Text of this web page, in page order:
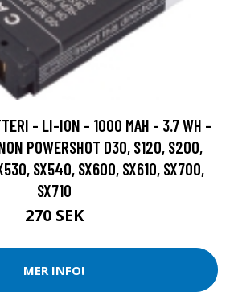
- LI-ION - 1000 MAH - 3.7 WH -
POWERSHOT D30, S120, S200,
SX540, SX600, SX610, SX700,
SX710
270 SEK
MER INFO!